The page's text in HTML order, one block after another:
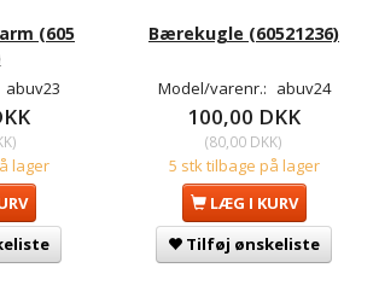
(605
abuv23
)
lager
Bærekugle (60521236)
Model/varenr.: abuv24
100,00 DKK
(80,00 DKK)
5 stk tilbage på lager
LÆG I KURV
Tilføj ønskeliste